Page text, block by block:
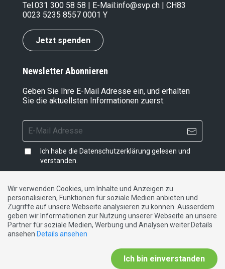
Tel.031 300 58 58 | E-Mail:info@svp.ch | CH83
0023 5235 8557 0001 Y
Jetzt spenden
Newsletter Abonnieren
Geben Sie Ihre E-Mail Adresse ein, und erhalten
Sie die aktuellsten Informationen zuerst.
Ich habe die Datenschutzerklärung gelesen und
verstanden.
Impressum|Datenschutzerklärung|Kontakt
DE FR IT
Wir verwenden Cookies, um Inhalte und Anzeigen zu
personalisieren, Funktionen für soziale Medien anbieten und
Zugriffe auf unsere Webseite analysieren zu können. Ausserdem
geben wir Informationen zur Nutzung unserer Webseite an unsere
Partner für soziale Medien, Werbung und Analysen weiter.Details
ansehen Details ansehen
Ich bin einverstanden